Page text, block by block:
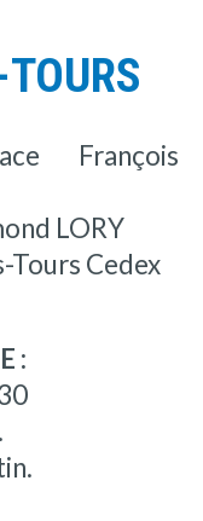
François
LORY
Tours Cedex
: